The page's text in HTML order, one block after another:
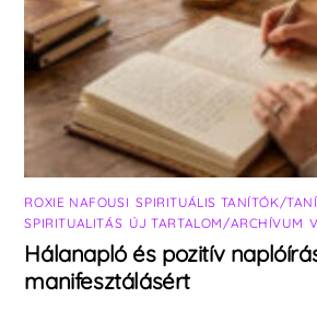
ROXIE NAFOUSI ,SPIRITUÁLIS TANÍTÓK/
SPIRITUALITÁS ÚJ TARTALOM/ARCHÍVUM ,
Hálanapló és pozitív
manifesztálásért